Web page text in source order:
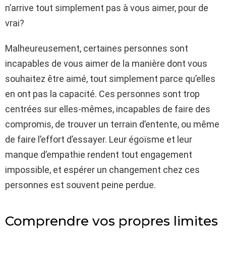
n’arrive tout simplement pas à vous aimer, pour de
vrai?
Malheureusement, certaines personnes sont
incapables de vous aimer de la manière dont vous
souhaitez être aimé, tout simplement parce qu’elles
en ont pas la capacité. Ces personnes sont trop
centrées sur elles-mêmes, incapables de faire des
compromis, de trouver un terrain d’entente, ou même
de faire l’effort d’essayer. Leur égoïsme et leur
manque d’empathie rendent tout engagement
impossible, et espérer un changement chez ces
personnes est souvent peine perdue.
Comprendre vos propres limites